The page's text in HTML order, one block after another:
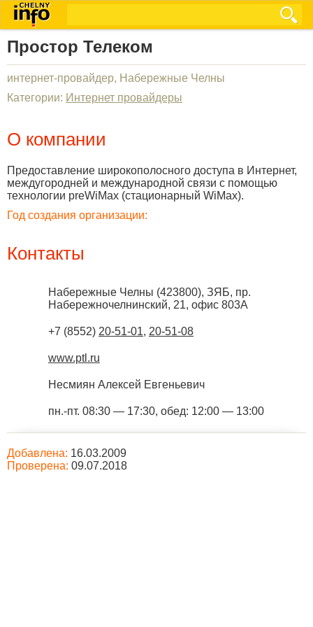
Простор Телеком
интернет-провайдер, Набережные Челны
Категории: Интернет провайдеры
О компании
Предоставление широкополосного доступа в Интернет,
междугородней и международной связи с помощью
технологии preWiMax (стационарный WiMax).
Год создания организации:
Контакты
Набережные Челны (423800), ЗЯБ, пр.
Набережночелнинский, 21, офис 803А
+7 (8552) 20-51-01, 20-51-08
www.ptl.ru
Несмиян Алексей Евгеньевич
пн.-пт. 08:30 — 17:30, обед: 12:00 — 13:00
Добавлена: 16.03.2009
Проверена: 09.07.2018